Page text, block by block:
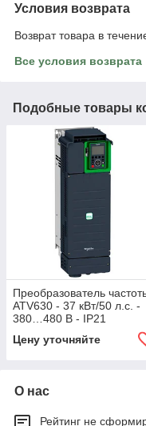
Условия возврата
Возврат товара в
Все условия возврата
Подобные товары
Преобразователь
ATV630 - 37 кВт/50 л.с. -
380…480 В - IP21
Цену уточняйте
О нас
Рейтинг не